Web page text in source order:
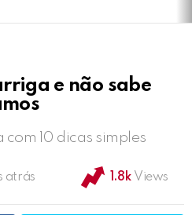
e não sabe
10 dicas simples
atrás 1.8k Views